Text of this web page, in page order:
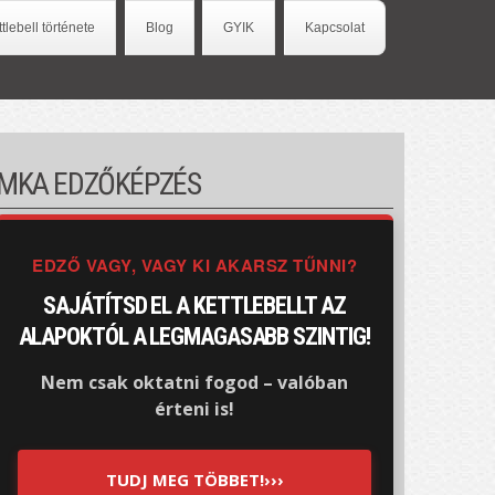
története Blog GYIK Kapcsolat
EDZŐKÉPZÉS
EDZŐ VAGY, VAGY KI AKARSZ TŰNNI?
SAJÁTÍTSD EL A KETTLEBELLT AZ
ALAPOKTÓL A LEGMAGASABB SZINTIG!
Nem csak oktatni fogod – valóban
érteni is!
TUDJ MEG TÖBBET!›››